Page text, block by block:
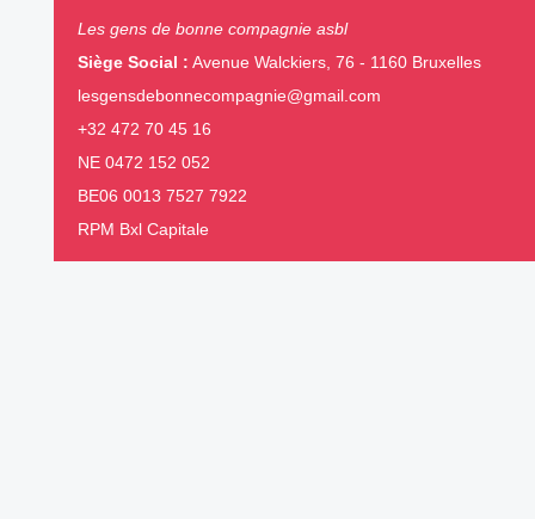
Les gens de bonne compagnie asbl
Siège Social : Avenue Walckiers, 76 - 1160 Bruxelles
lesgensdebonnecompagnie@gmail.com
+32 472 70 45 16
NE 0472 152 052
BE06 0013 7527 7922
RPM Bxl Capitale